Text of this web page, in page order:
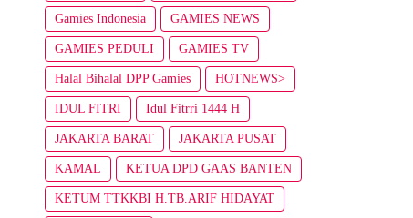
Gamies Indonesia GAMIES NEWS
GAMIES PEDULI GAMIES TV
Halal Bihalal DPP Gamies HOTNEWS>
IDUL FITRI Idul Fitrri 1444 H
JAKARTA BARAT JAKARTA PUSAT
KAMAL KETUA DPD GAAS BANTEN
KETUM TTKKBI H.TB.ARIF HIDAYAT